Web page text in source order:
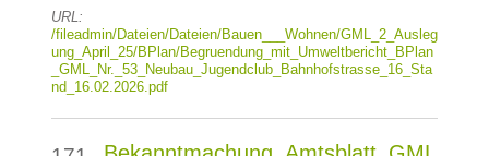
URL:
/fileadmin/Dateien/Dateien/Bauen___Wohnen/GML_2_Ausleg
ung_April_25/BPlan/Begruendung_mit_Umweltbericht_BPlan
_GML_Nr._53_Neubau_Jugendclub_Bahnhofstrasse_16_Sta
nd_16.02.2026.pdf